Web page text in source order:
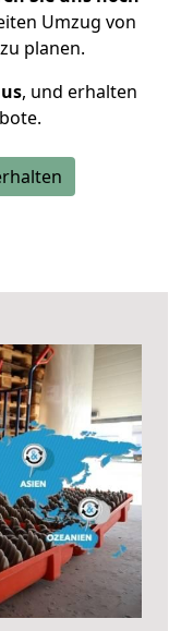
Umzug von
planen.
, und erhalten